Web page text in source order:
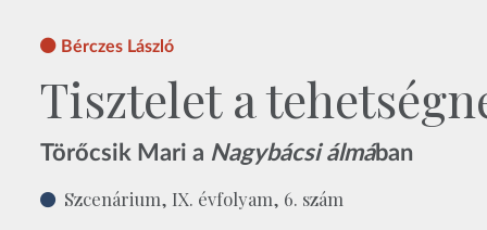
Bérczes László
Tisztelet a
Törőcsik Mari a Nagybácsi álmában
Szcenárium, IX. évfolyam, 6. szám